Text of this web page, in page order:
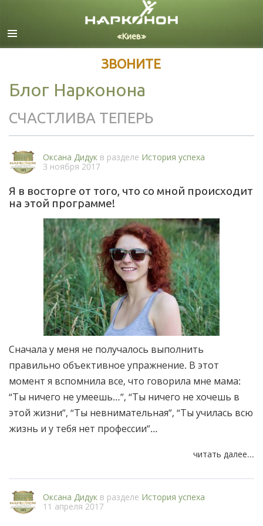
Русский
ЗВОНИТЕ
Блог Нарконона
СЧАСТЛИВА ТЕПЕРЬ
Оксана Дидук в разделе История успеха
3 ноября 2017
Я в восторге от того, что со мной происходит
на этой программе!
Сначала у меня не получалось выполнить
правильно объективное упражнение. В этот
момент я вспомнила все, что говорила мне мама:
“Ты ничего не умеешь…”, “Ты ничего не хочешь в
этой жизни”, “Ты невнимательная”, “Ты училась всю
жизнь и у тебя нет профессии”…
читать далее...
Оксана Дидук в разделе История успеха
11 апреля 2017